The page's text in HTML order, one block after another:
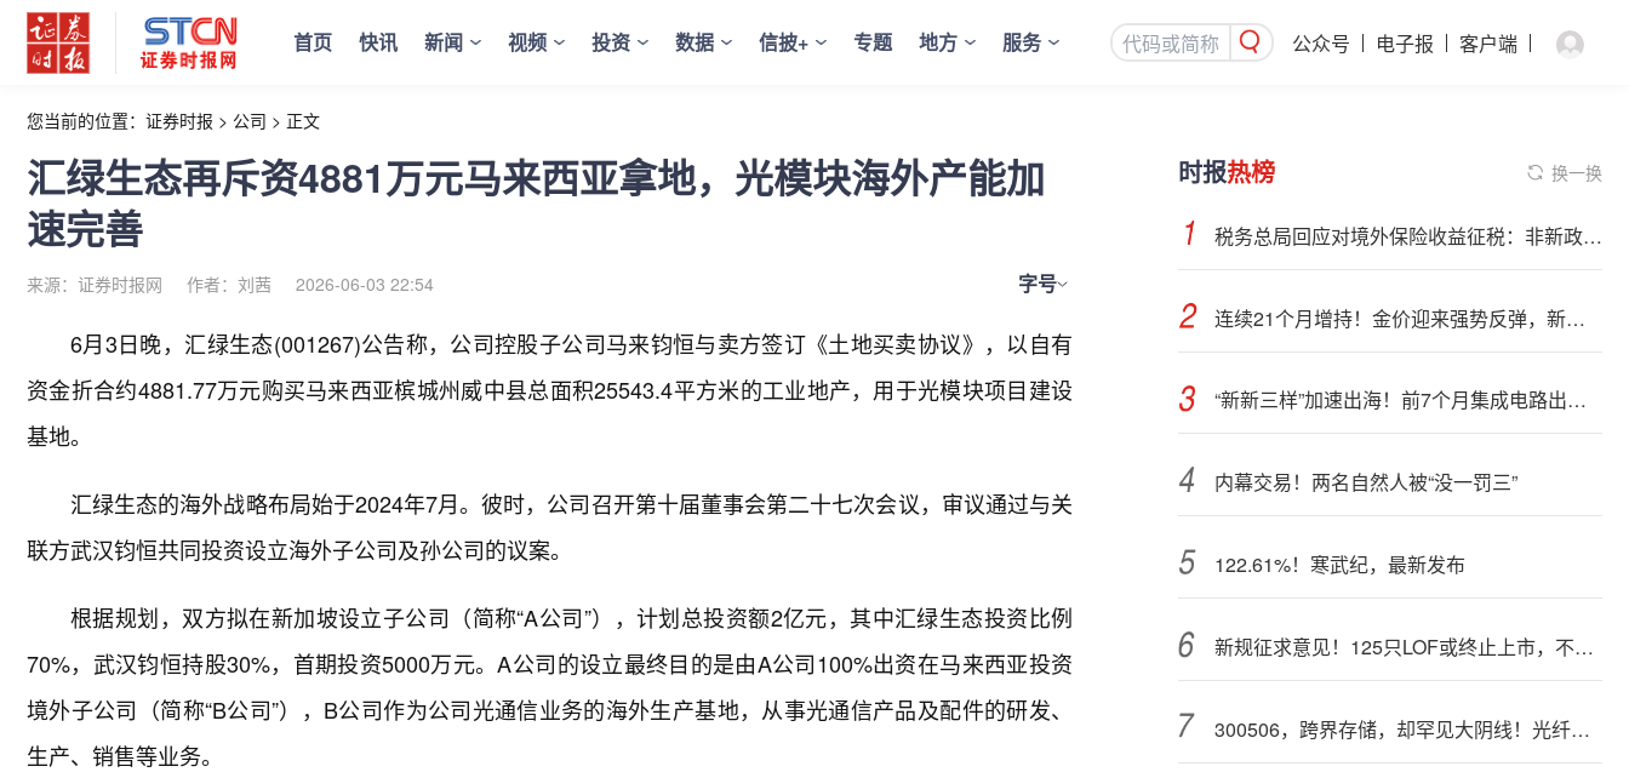
首页 快讯 新闻 视频 投资 数据 信披+ 专题 地方 服务 公众号 电子报 客户端
您当前的位置： 证券时报 > 公司 > 正文
汇绿生态再斥资4881万元马来西亚拿地，光模块海外产能加
速完善
来源：证券时报网 作者：刘茜 2026-06-03 22:54 字号
6月3日晚，汇绿生态(001267)公告称，公司控股子公司马来钧恒与卖方签订《土地买卖协议》，以自有
资金折合约4881.77万元购买马来西亚槟城州威中县总面积25543.4平方米的工业地产，用于光模块项目建设
基地。
汇绿生态的海外战略布局始于2024年7月。彼时，公司召开第十届董事会第二十七次会议，审议通过与关
联方武汉钧恒共同投资设立海外子公司及孙公司的议案。
根据规划，双方拟在新加坡设立子公司（简称“A公司”），计划总投资额2亿元，其中汇绿生态投资比例
70%，武汉钧恒持股30%，首期投资5000万元。A公司的设立最终目的是由A公司100%出资在马来西亚投资
境外子公司（简称“B公司”），B公司作为公司光通信业务的海外生产基地，从事光通信产品及配件的研发、
生产、销售等业务。
时报热榜 换一换
税务总局回应对境外保险收益征税：非新政策，无需过度解读
连续21个月增持！金价迎来强势反弹，新一轮上行窗口开启？
“新新三样”加速出海！前7个月集成电路出口额接近翻倍
内幕交易！两名自然人被“没一罚三”
122.61%！寒武纪，最新发布
新规征求意见！125只LOF或终止上市，不影响基金正常投资运作
300506，跨界存储，却罕见大阴线！光纤需求激增，稀土细分原料，火了